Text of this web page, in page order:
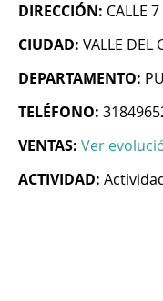
DIRECCIÓN: CALLE
CIUDAD: VALLE DEL
DEPARTAMENTO:
TELÉFONO:
VENTAS: Ver
ACTIVIDAD: